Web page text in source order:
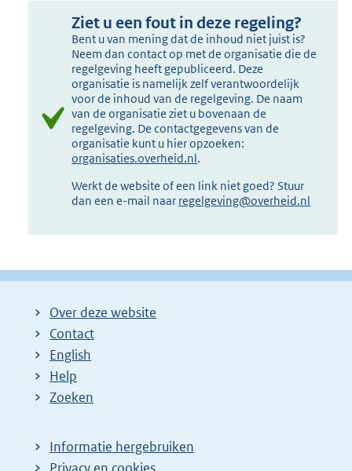
Ziet u een fout in deze regeling?
Bent u van mening dat de inhoud niet juist is?
Neem dan contact op met de organisatie die de
regelgeving heeft gepubliceerd. Deze
organisatie is namelijk zelf verantwoordelijk
voor de inhoud van de regelgeving. De naam
van de organisatie ziet u bovenaan de
regelgeving. De contactgegevens van de
organisatie kunt u hier opzoeken:
organisaties.overheid.nl.
Werkt de website of een link niet goed? Stuur
dan een e-mail naar regelgeving@overheid.nl
Over deze website
Contact
English
Help
Zoeken
Informatie hergebruiken
Privacy en cookies